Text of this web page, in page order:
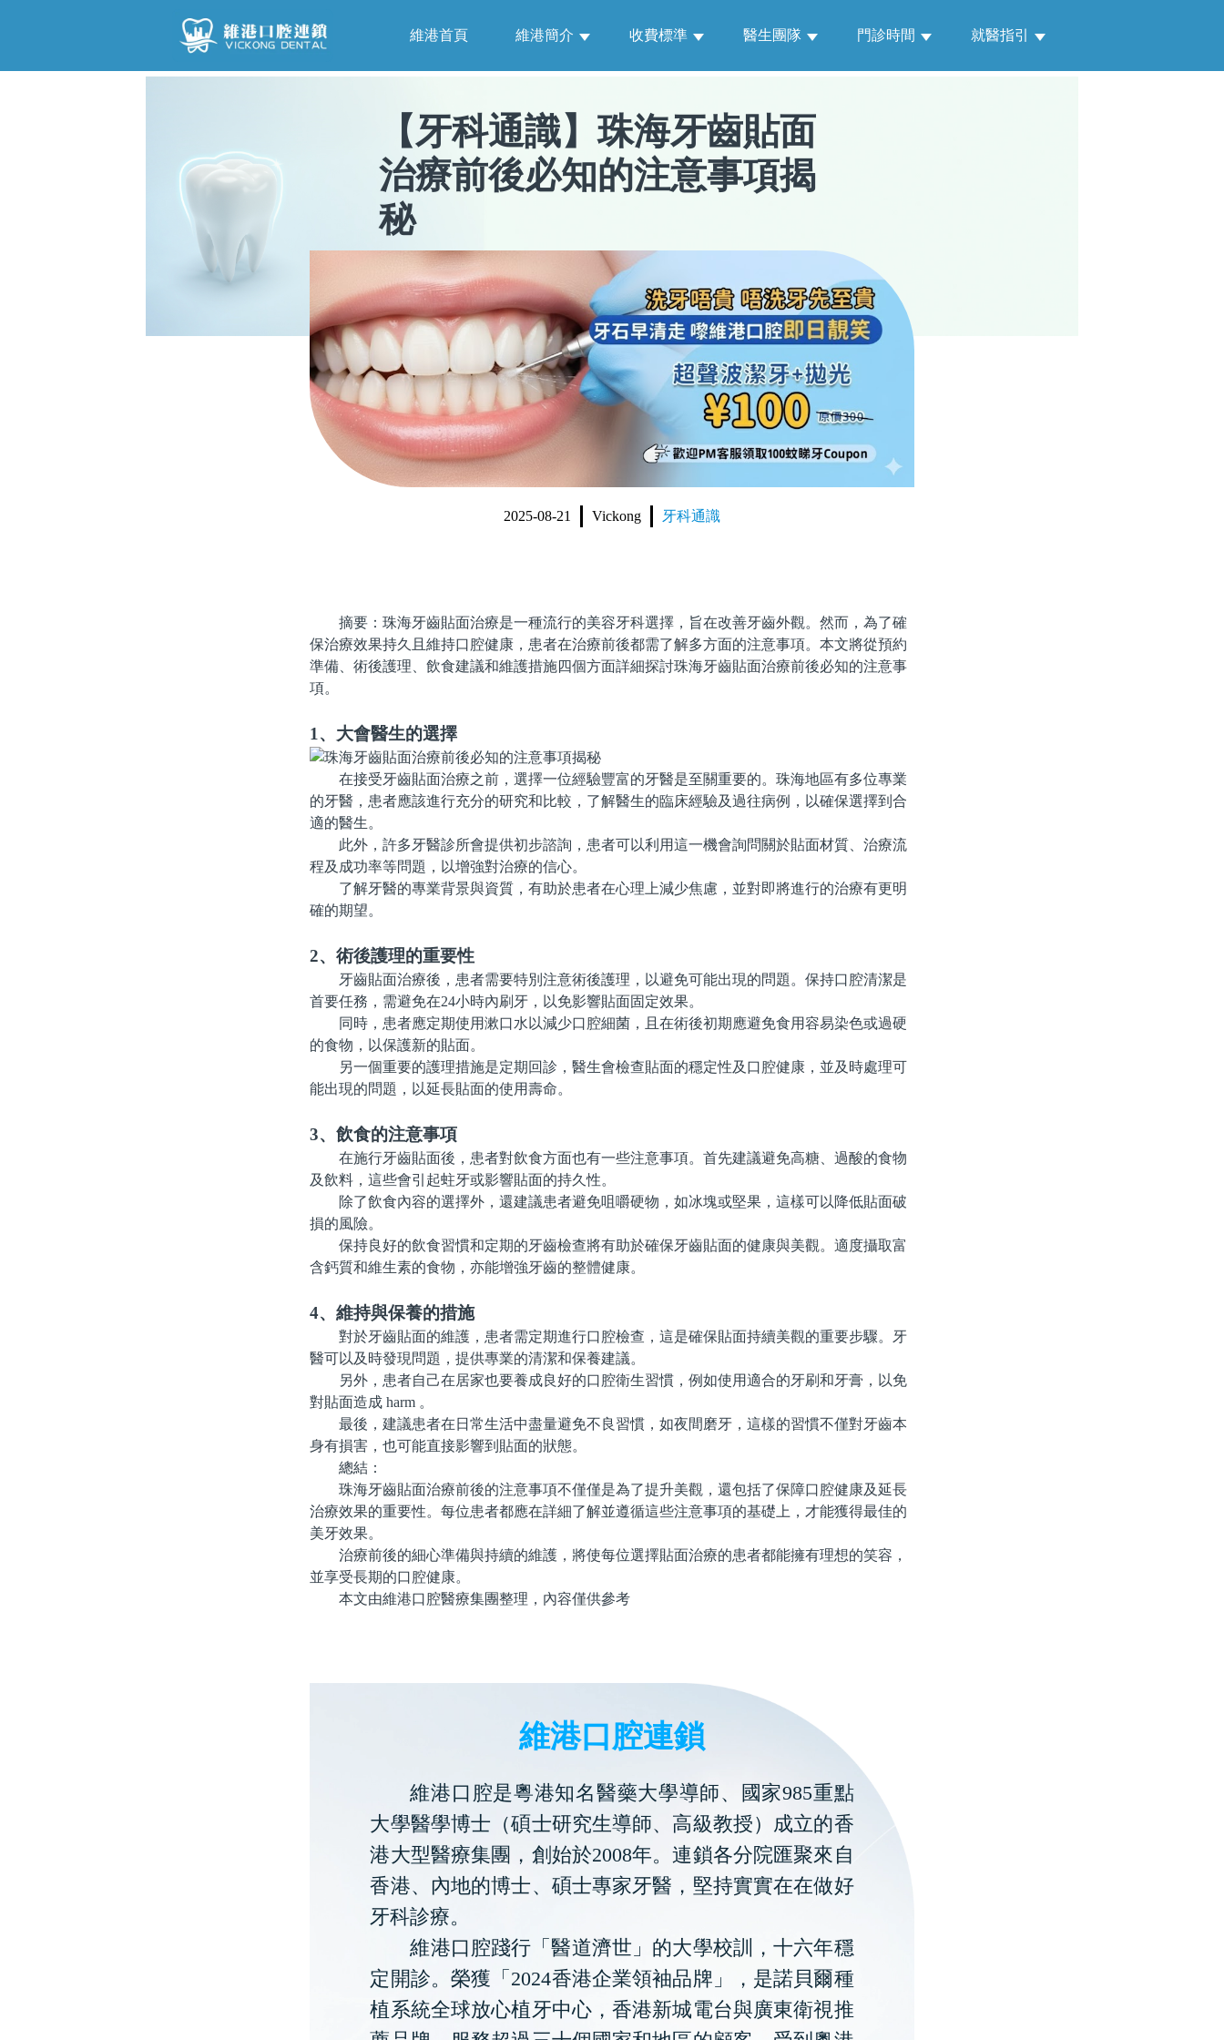
維港首頁 維港簡介 收費標準 醫生團隊 門診時間 就醫指引
【牙科通識】珠海牙齒貼面
治療前後必知的注意事項揭
秘
2025-08-21 Vickong 牙科通識
摘要：珠海牙齒貼面治療是一種流行的美容牙科選擇，旨在改善牙齒外觀。然而，為了確
保治療效果持久且維持口腔健康，患者在治療前後都需了解多方面的注意事項。本文將從預約
準備、術後護理、飲食建議和維護措施四個方面詳細探討珠海牙齒貼面治療前後必知的注意事
項。
1、大會醫生的選擇
在接受牙齒貼面治療之前，選擇一位經驗豐富的牙醫是至關重要的。珠海地區有多位專業
的牙醫，患者應該進行充分的研究和比較，了解醫生的臨床經驗及過往病例，以確保選擇到合
適的醫生。
此外，許多牙醫診所會提供初步諮詢，患者可以利用這一機會詢問關於貼面材質、治療流
程及成功率等問題，以增強對治療的信心。
了解牙醫的專業背景與資質，有助於患者在心理上減少焦慮，並對即將進行的治療有更明
確的期望。
2、術後護理的重要性
牙齒貼面治療後，患者需要特別注意術後護理，以避免可能出現的問題。保持口腔清潔是
首要任務，需避免在24小時內刷牙，以免影響貼面固定效果。
同時，患者應定期使用漱口水以減少口腔細菌，且在術後初期應避免食用容易染色或過硬
的食物，以保護新的貼面。
另一個重要的護理措施是定期回診，醫生會檢查貼面的穩定性及口腔健康，並及時處理可
能出現的問題，以延長貼面的使用壽命。
3、飲食的注意事項
在施行牙齒貼面後，患者對飲食方面也有一些注意事項。首先建議避免高糖、過酸的食物
及飲料，這些會引起蛀牙或影響貼面的持久性。
除了飲食內容的選擇外，還建議患者避免咀嚼硬物，如冰塊或堅果，這樣可以降低貼面破
損的風險。
保持良好的飲食習慣和定期的牙齒檢查將有助於確保牙齒貼面的健康與美觀。適度攝取富
含鈣質和維生素的食物，亦能增強牙齒的整體健康。
4、維持與保養的措施
對於牙齒貼面的維護，患者需定期進行口腔檢查，這是確保貼面持續美觀的重要步驟。牙
醫可以及時發現問題，提供專業的清潔和保養建議。
另外，患者自己在居家也要養成良好的口腔衛生習慣，例如使用適合的牙刷和牙膏，以免
對貼面造成 harm 。
最後，建議患者在日常生活中盡量避免不良習慣，如夜間磨牙，這樣的習慣不僅對牙齒本
身有損害，也可能直接影響到貼面的狀態。
總結：
珠海牙齒貼面治療前後的注意事項不僅僅是為了提升美觀，還包括了保障口腔健康及延長
治療效果的重要性。每位患者都應在詳細了解並遵循這些注意事項的基礎上，才能獲得最佳的
美牙效果。
治療前後的細心準備與持續的維護，將使每位選擇貼面治療的患者都能擁有理想的笑容，
並享受長期的口腔健康。
本文由維港口腔醫療集團整理，內容僅供參考
維港口腔連鎖
維港口腔是粵港知名醫藥大學導師、國家985重點
大學醫學博士（碩士研究生導師、高級教授）成立的香
港大型醫療集團，創始於2008年。連鎖各分院匯聚來自
香港、內地的博士、碩士專家牙醫，堅持實實在在做好
牙科診療。
維港口腔踐行「醫道濟世」的大學校訓，十六年穩
定開診。榮獲「2024香港企業領袖品牌」，是諾貝爾種
植系統全球放心植牙中心，香港新城電台與廣東衛視推